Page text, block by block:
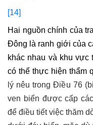
[14]
Hai nguồn chính của
Đông là ranh giới của
khác nhau và khu vực
có thể thực hiện thẩm
lý nêu trong Điều 76
ven biển được cấp
để điều tiết việc thăm